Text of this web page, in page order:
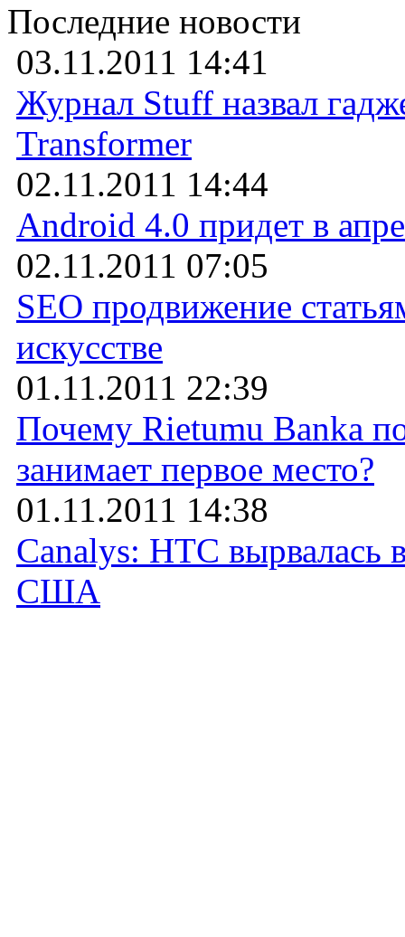
Последние новости
03.11.2011 14:41
Журнал Stuff назвал
Transformer
02.11.2011 14:44
Android 4.0 придет в
02.11.2011 07:05
SEO продвижение
искусстве
01.11.2011 22:39
Почему Rietumu Banka
занимает первое место?
01.11.2011 14:38
Canalys: HTC вырвалась
США